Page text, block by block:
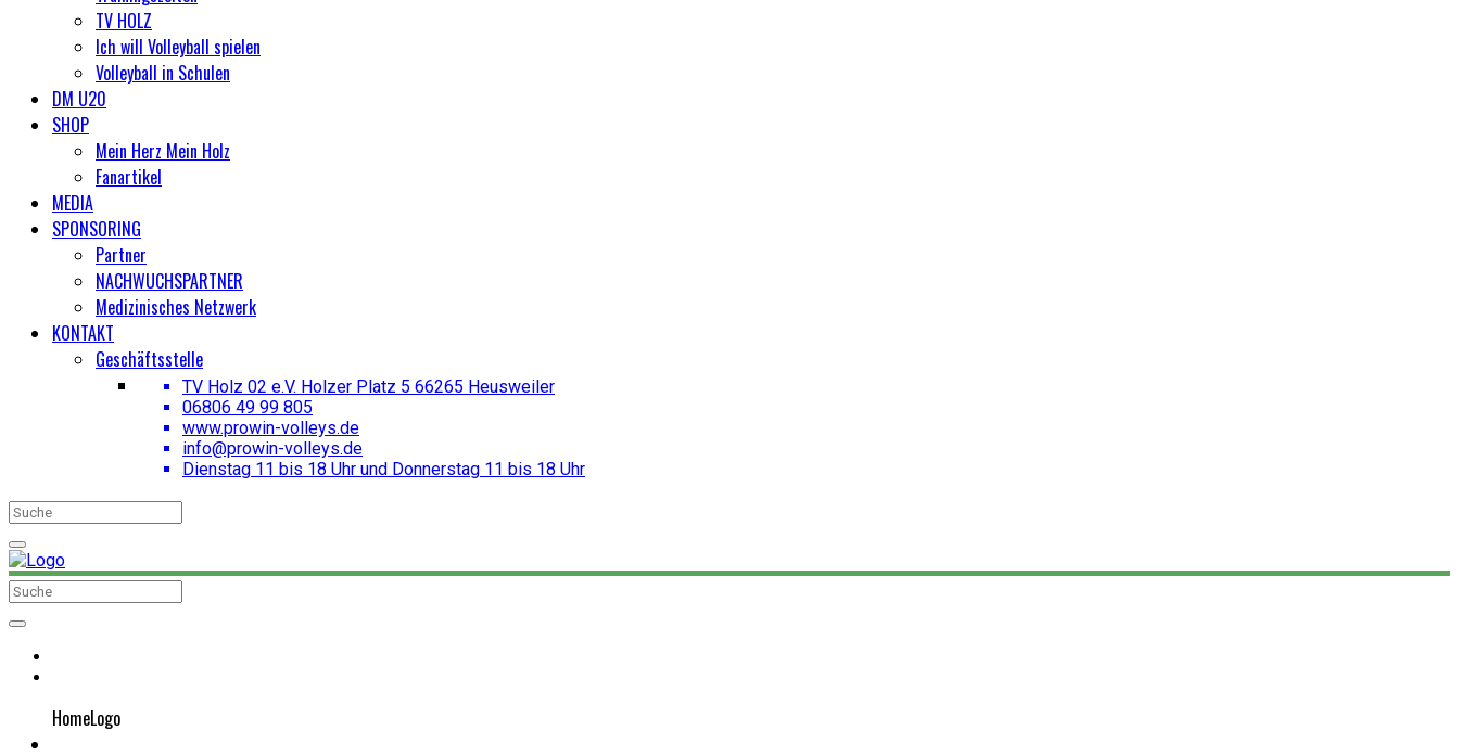
TV HOLZ
Ich will Volleyball spielen
Volleyball in Schulen
DM U20
SHOP
Mein Herz Mein Holz
Fanartikel
MEDIA
SPONSORING
Partner
NACHWUCHSPARTNER
Medizinisches Netzwerk
KONTAKT
Geschäftsstelle
TV Holz 02 e.V. Holzer Platz 5 66265 Heusweiler
06806 49 99 805
www.prowin-volleys.de
info@prowin-volleys.de
Dienstag 11 bis 18 Uhr und Donnerstag 11 bis 18 Uhr
HomeLogo